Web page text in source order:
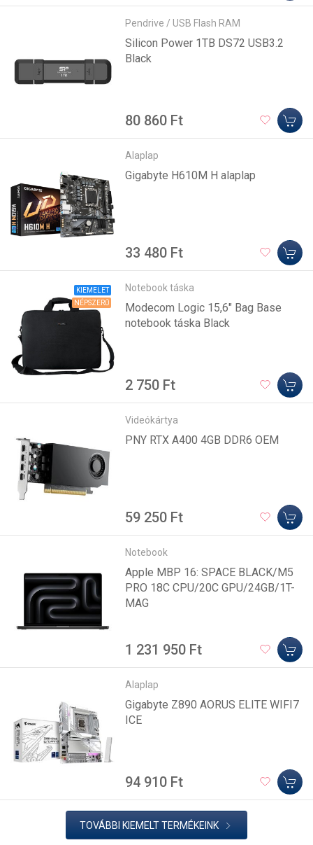
Pendrive / USB Flash RAM
Silicon Power 1TB DS72 USB3.2
Black
80 860 Ft
Alaplap
Gigabyte H610M H alaplap
33 480 Ft
KIEMELET
NÉPSZERŰ
Notebook táska
Modecom Logic 15,6" Bag Base
notebook táska Black
2 750 Ft
Videókártya
PNY RTX A400 4GB DDR6 OEM
59 250 Ft
Notebook
Apple MBP 16: SPACE BLACK/M5
PRO 18C CPU/20C GPU/24GB/1T-
MAG
1 231 950 Ft
Alaplap
Gigabyte Z890 AORUS ELITE WIFI7
ICE
94 910 Ft
TOVÁBBI KIEMELT TERMÉKEINK